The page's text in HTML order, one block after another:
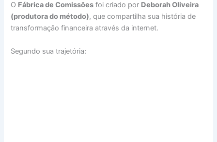
O Fábrica de Comissões foi criado por Deborah Oliveira
(produtora do método), que compartilha sua história de
transformação financeira através da internet.
Segundo sua trajetória: